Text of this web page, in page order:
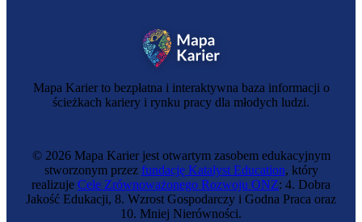
Mapa Karier to bezpłatna i interaktywna baza informacji o
ścieżkach kariery i rynku pracy dla młodych ludzi.
© 2026 Mapa Karier jest otwartym zasobem edukacyjnym
stworzonym przez fundację Katalyst Education, który
realizuje Cele Zrównoważonego Rozwoju ONZ: 4. Dobra
Jakość Edukacji, 8. Wzrost Gospodarczy i Godna Praca oraz
10. Mniej Nierówności.